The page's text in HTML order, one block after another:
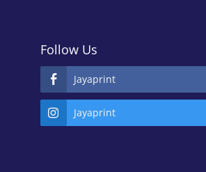
Follow Us
Jayaprint
Jayaprint